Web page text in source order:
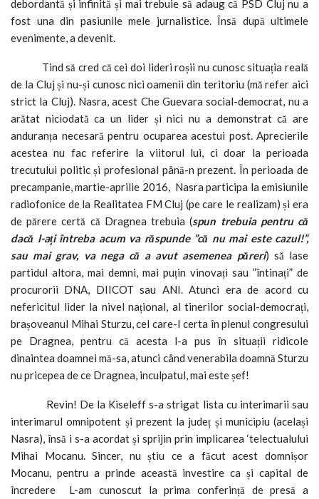
debordantă și infinită și mai trebuie să adaug că PSD Cluj nu a
fost una din pasiunile mele jurnalistice. Însă după ultimele
evenimente, a devenit.
Tind să cred că cei doi lideri roșii nu cunosc situația reală
de la Cluj și nu-și cunosc nici oamenii din teritoriu (mă refer aici
strict la Cluj). Nasra, acest Che Guevara social-democrat, nu a
arătat niciodată ca un lider și nici nu a demonstrat că are
anduranța necesară pentru ocuparea acestui post. Aprecierile
acestea nu fac referire la viitorul lui, ci doar la perioada
trecutului politic și profesional până-n prezent. În perioada de
precampanie, martie-aprilie 2016, Nasra participa la emisiunile
radiofonice de la Realitatea FM Cluj (pe care le realizam) și era
de părere certă că Dragnea trebuia (spun trebuia pentru că
dacă l-ați întreba acum va răspunde ”că nu mai este cazul!”,
sau mai grav, va nega că a avut asemenea păreri) să lase
partidul altora, mai demni, mai puțin vinovați sau ”întinați” de
procurorii DNA, DIICOT sau ANI. Atunci era de acord cu
nefericitul lider la nivel național, al tinerilor social-democrați,
brașoveanul Mihai Sturzu, cel care-l certa în plenul congresului
pe Dragnea, pentru că acesta l-a pus în situații ridicole
dinaintea doamnei mă-sa, atunci când venerabila doamnă Sturzu
nu pricepea de ce Dragnea, inculpatul, mai este șef!
Revin! De la Kiseleff s-a strigat lista cu interimarii sau
interimarul omnipotent și prezent la județ și municipiu (același
Nasra), însă i s-a acordat și sprijin prin implicarea ‘telectualului
Mihai Mocanu. Sincer, nu știu ce a făcut acest domnișor
Mocanu, pentru a prinde această investire ca și capital de
încredere L-am cunoscut la prima conferință de presă a